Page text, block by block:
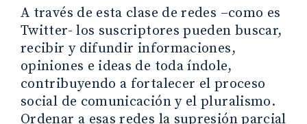
A través de esta clase de redes –como es
Twitter- los suscriptores pueden buscar,
recibir y difundir informaciones,
opiniones e ideas de toda índole,
contribuyendo a fortalecer el proceso
social de comunicación y el pluralismo.
Ordenar a esas redes la supresión parcial